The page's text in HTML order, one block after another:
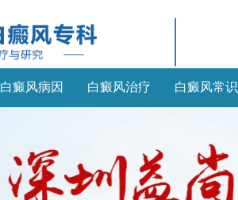
白癜风病因 白癜风治疗 白癜风常识